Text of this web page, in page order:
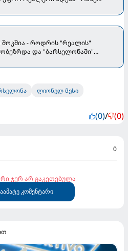
შოკშია - როდრის "რეალის"
და "ბარსელონაში"
ლიონელ მესი
(0)/ (0)
0
ჯერ არ გაკეთებულა
კომენტარი